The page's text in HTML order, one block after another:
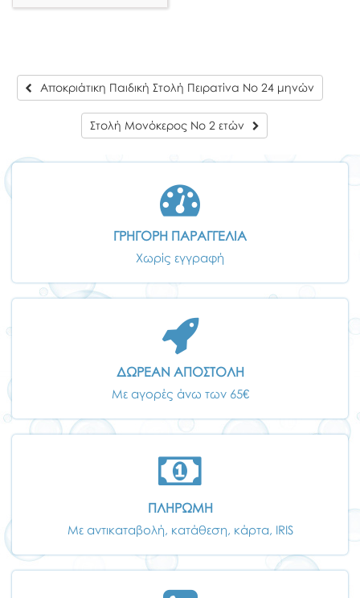
Αποκριάτικη Παιδική Στολή Πειρατίνα No 24 μηνών
Στολή Μονόκερος Νο 2 ετών
ΓΡΗΓΟΡΗ ΠΑΡΑΓΓΕΛΙΑ
Χωρίς εγγραφή
ΔΩΡΕΑΝ ΑΠΟΣΤΟΛΗ
Με αγορές άνω των 65€
ΠΛΗΡΩΜΗ
Με αντικαταβολή, κατάθεση, κάρτα, IRIS